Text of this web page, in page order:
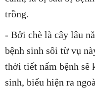
trồng.
- Bởi chè là cây lâu
bệnh sinh sôi từ vụ
thời tiết nấm bệnh sẽ
sinh, biểu hiện ra